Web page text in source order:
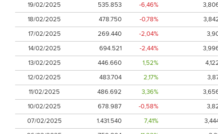
19/02/2025
535.853 -6,46%
18/02/2025
478.750 -0,78%
17/02/2025
269.440 -2,04%
14/02/2025
694.521 -2,44%
13/02/2025
446.660 1,52%
12/02/2025
483.704 2,17%
11/02/2025
486.692 3,36%
10/02/2025
678.987 -0,58%
07/02/2025
1.431.540 7,41%